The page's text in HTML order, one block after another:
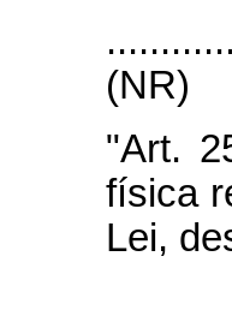
(NR)
"Art.
física
Lei,